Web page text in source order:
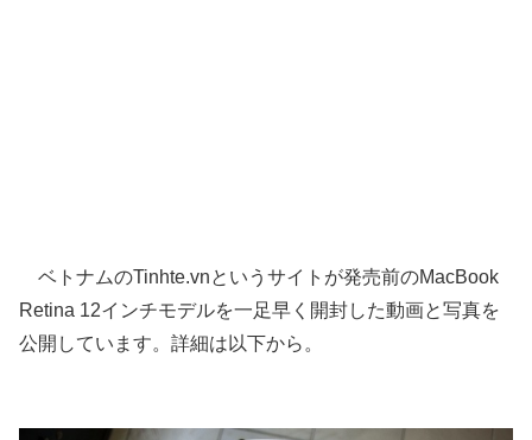
ベトナムのTinhte.vnというサイトが発売前のMacBook
Retina 12インチモデルを一足早く開封した動画と写真を
公開しています。詳細は以下から。